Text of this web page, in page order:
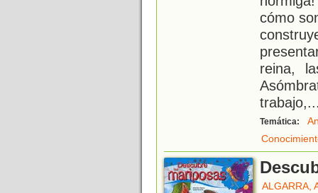
cómo
reina,
trabajo,
Temática:
ALGARRA,